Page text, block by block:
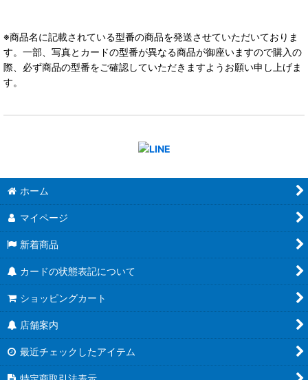
※商品名に記載されている型番の商品を発送させていただいておりま
す。一部、写真とカードの型番が異なる商品が御座いますので購入の
際、必ず商品の型番をご確認していただきますようお願い申し上げま
す。
ホーム
マイページ
新着商品
カードの状態表記について
ショッピングカート
店舗案内
最近チェックしたアイテム